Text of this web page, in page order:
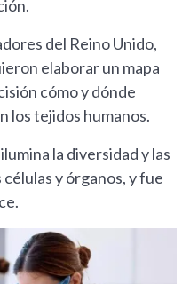
del Reino Unido,
elaborar un mapa
cómo y dónde
los tejidos humanos.
la diversidad y las
y órganos, y fue